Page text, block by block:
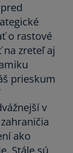
o rastové
zreteľ aj
prieskum
v
ako